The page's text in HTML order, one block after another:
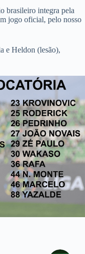
brasileiro integra pela
jogo oficial, pelo nosso
e Heldon (lesão),